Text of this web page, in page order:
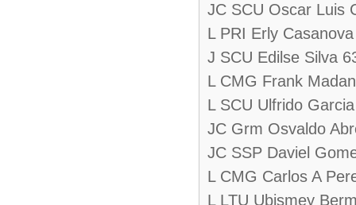
JC SCU Oscar Luis
L PRI Erly
J SCU Edilse Silva
L CMG Frank
L SCU Ulfrido
JC Grm Osvaldo
JC SSP Daviel
L CMG Carlos A
L LTU Ubismey